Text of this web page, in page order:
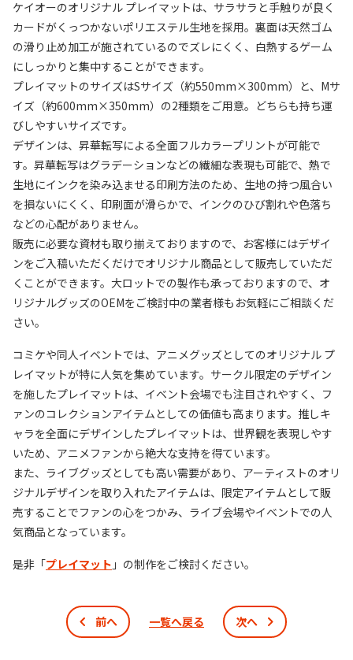
ケイオーのオリジナル プレイマットは、サラサラと手触りが良く
カードがくっつかないポリエステル生地を採用。裏面は天然ゴム
の滑り止め加工が施されているのでズレにくく、白熱するゲーム
にしっかりと集中することができます。
プレイマットのサイズはSサイズ（約550mm×300mm）と、Mサ
イズ（約600mm×350mm）の2種類をご用意。どちらも持ち運
びしやすいサイズです。
デザインは、昇華転写による全面フルカラープリントが可能で
す。昇華転写はグラデーションなどの繊細な表現も可能で、熱で
生地にインクを染み込ませる印刷方法のため、生地の持つ風合い
を損ないにくく、印刷面が滑らかで、インクのひび割れや色落ち
などの心配がありません。
販売に必要な資材も取り揃えておりますので、お客様にはデザイ
ンをご入稿いただくだけでオリジナル商品として販売していただ
くことができます。大ロットでの製作も承っておりますので、オ
リジナルグッズのOEMをご検討中の業者様もお気軽にご相談くだ
さい。
コミケや同人イベントでは、アニメグッズとしてのオリジナル プ
レイマットが特に人気を集めています。サークル限定のデザイン
を施したプレイマットは、イベント会場でも注目されやすく、フ
ァンのコレクションアイテムとしての価値も高まります。推しキ
ャラを全面にデザインしたプレイマットは、世界観を表現しやす
いため、アニメファンから絶大な支持を得ています。
また、ライブグッズとしても高い需要があり、アーティストのオリ
ジナルデザインを取り入れたアイテムは、限定アイテムとして販
売することでファンの心をつかみ、ライブ会場やイベントでの人
気商品となっています。
是非「プレイマット 」の制作をご検討ください。
前へ 一覧へ戻る 次へ